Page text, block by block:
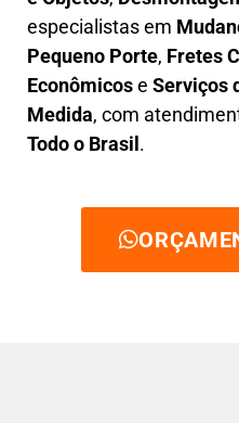
especialistas em
Pequeno Porte, Fretes
Econômicose Serviços
Medida, com
Todo o Brasil .